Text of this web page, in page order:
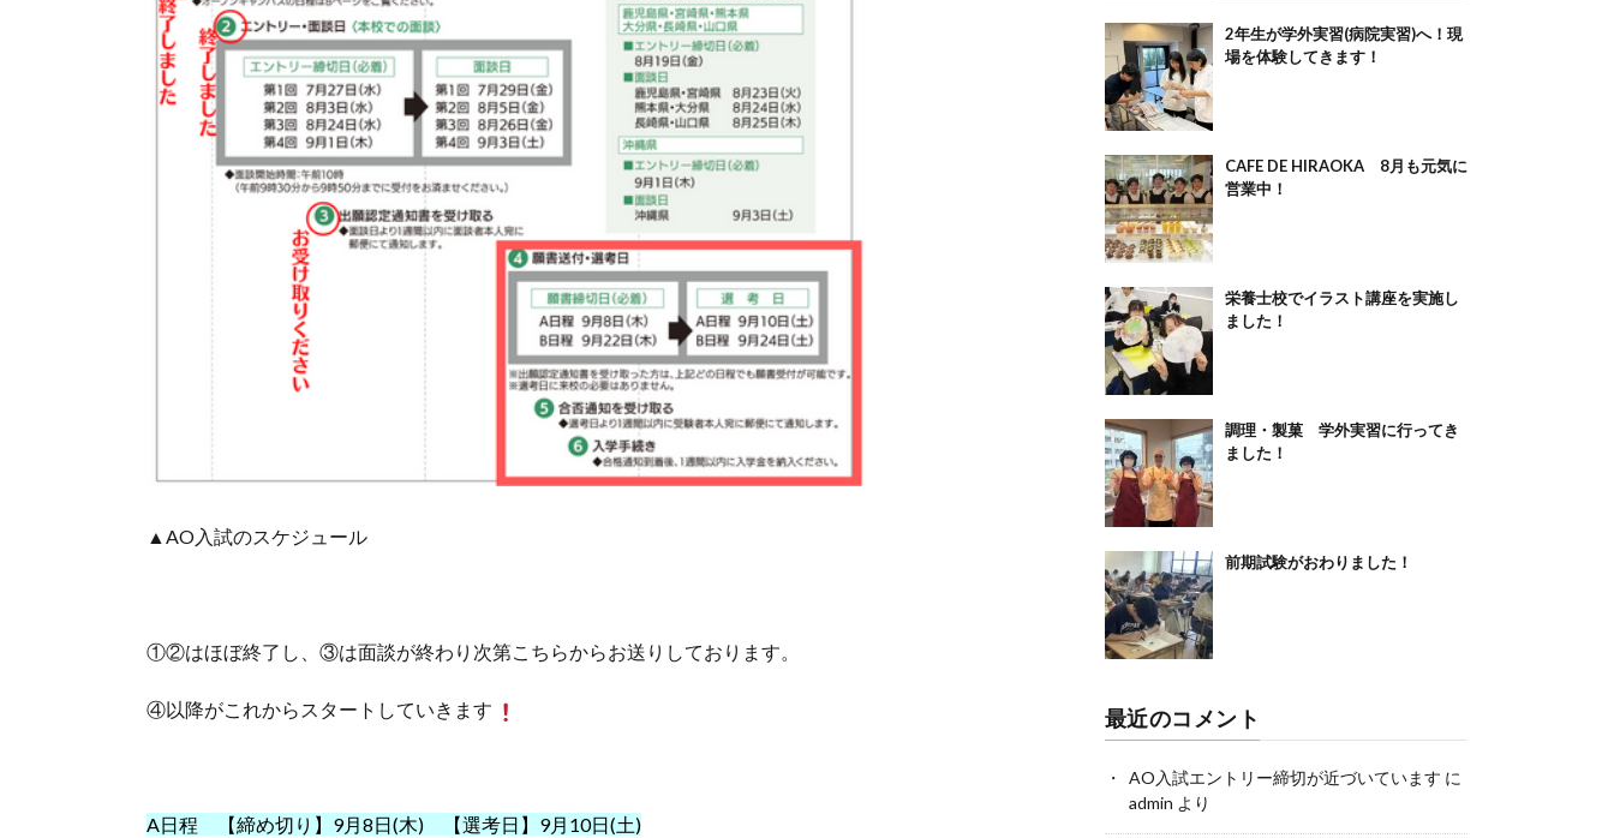
▲AO入試のスケジュール
①②はほぼ終了し、 ③は面談が終わり次第こちらからお送りしております。
④以降がこれからスタートしていきます
A日程 【締め切り】9月8日(木) 【選考日】9月10日(土)
2年生が学外実習(病院実習)へ！現
場を体験してきます！
CAFE DE HIRAOKA 8月も元気に
営業中！
栄養士校でイラスト講座を実施し
ました！
調理・製菓 学外実習に行ってき
ました！
前期試験がおわりました！
最近のコメント
AO入試エントリー締切が近づいています に
admin より